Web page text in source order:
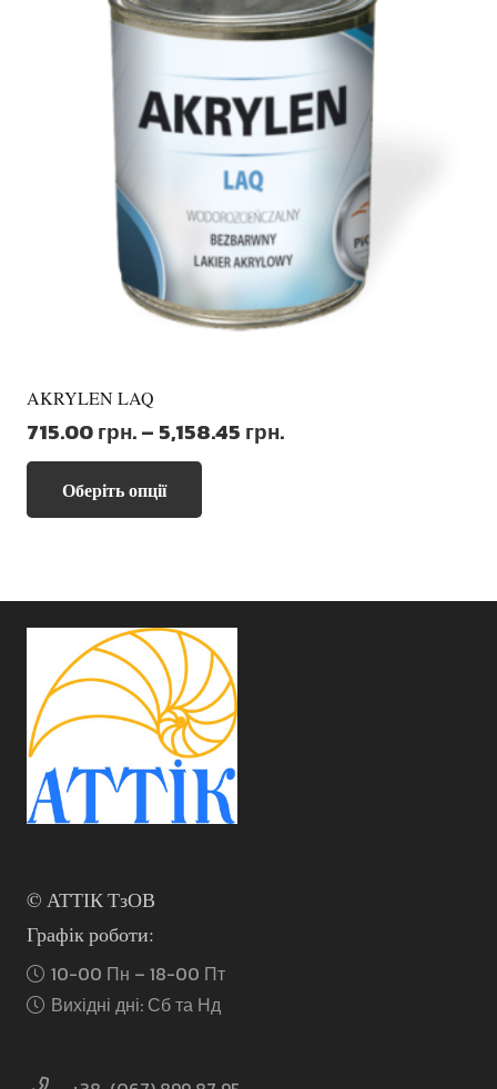
можна
вибрати
на
сторінці
товару
AKRYLEN LAQ
715.00грн.– 5,158.45 грн.Діапазон
Оберіть опції
можна
вибрати
на
сторінці
товару
© АТТІК ТзОВ
Графік роботи:
10-00 Пн – 18-00 Пт
Вихідні дні: Сб та Нд